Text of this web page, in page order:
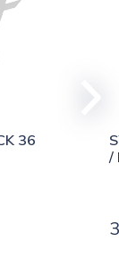
36
/